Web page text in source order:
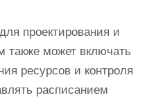
проектирования и
также может включать
ресурсов и контроля
расписанием